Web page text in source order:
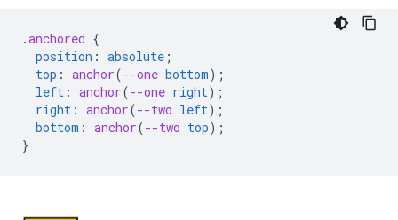
.anchored {
position : absolute ;
top : anchor(--one bottom);
left : anchor(--one right);
right : anchor(--two left);
bottom : anchor(--two top);
}